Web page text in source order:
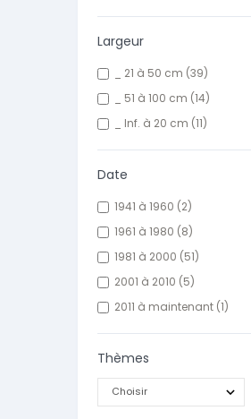
Largeur
_ 21 à 50 cm (39)
_ 51 à 100 cm (14)
_ Inf. à 20 cm (11)
Date
1941 à 1960 (2)
1961 à 1980 (8)
1981 à 2000 (51)
2001 à 2010 (5)
2011 à maintenant(1)
Thèmes